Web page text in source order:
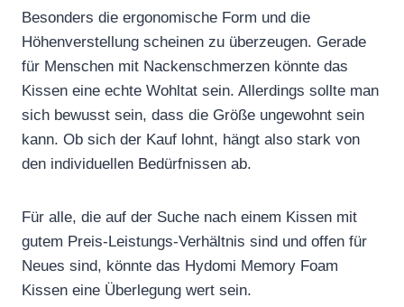
Besonders die ergonomische Form und die
Höhenverstellung scheinen zu überzeugen. Gerade
für Menschen mit Nackenschmerzen könnte das
Kissen eine echte Wohltat sein. Allerdings sollte man
sich bewusst sein, dass die Größe ungewohnt sein
kann. Ob sich der Kauf lohnt, hängt also stark von
den individuellen Bedürfnissen ab.
Für alle, die auf der Suche nach einem Kissen mit
gutem Preis-Leistungs-Verhältnis sind und offen für
Neues sind, könnte das Hydomi Memory Foam
Kissen eine Überlegung wert sein.